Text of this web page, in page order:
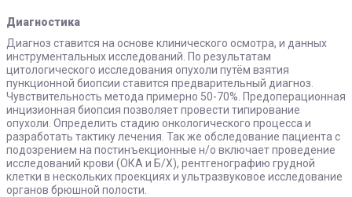
Диагностика
Диагноз ставится на основе клинического осмотра, и данных
инструментальных исследований. По результатам
цитологического исследования опухоли путём взятия
пункционной биопсии ставится предварительный диагноз.
Чувствительность метода примерно 50-70%. Предоперационная
инцизионная биопсия позволяет провести типирование
опухоли. Определить стадию онкологического процесса и
разработать тактику лечения. Так же обследование пациента с
подозрением на постинъекционные н/о включает проведение
исследований крови (ОКА и Б/Х), рентгенографию грудной
клетки в нескольких проекциях и ультразвуковое исследование
органов брюшной полости.